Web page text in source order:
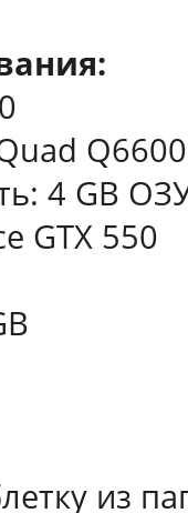
4 GB
GTX 550
из